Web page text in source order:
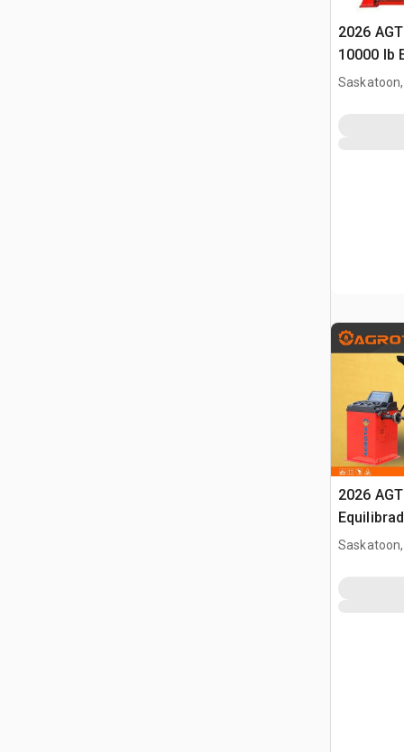
2026
10000 lb
Saskatoon,
2026
(Unused)
Saskatoon,